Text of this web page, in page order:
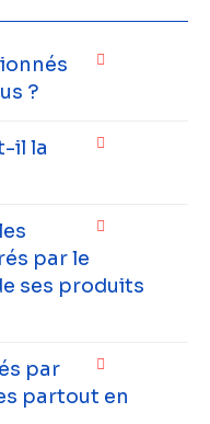
?
il la
par le
ses produits
par
partout en